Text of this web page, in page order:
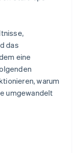
das
eine
warum
umgewandelt